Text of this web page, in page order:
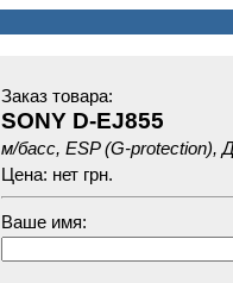
Заказ товарa:
SONY D-EJ855
м/басс, ESP (G-
Цена: нет грн.
Ваше имя: